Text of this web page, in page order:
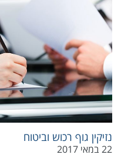
נזיקין גוף רכוש וביטוח
22 במאי 2017